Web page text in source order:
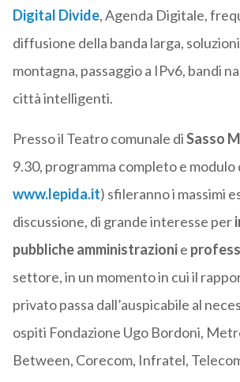
Digital Divide, Agenda Digitale,
diffusione della banda larga,
montagna, passaggio a IPv6, bandi
città intelligenti.
Presso il Teatro comunale diSasso
9.30, programma completo e modulo
www.lepida.it) sfileranno i massimi
discussione, di grande interesse per
pubbliche amministrazionie
settore, in un momento in cui il
privato passa dall’auspicabile al
ospiti Fondazione Ugo Bordoni,
Between, Corecom, Infratel,